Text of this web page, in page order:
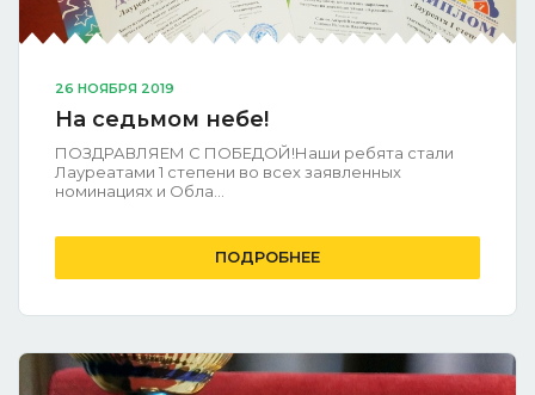
26 НОЯБРЯ 2019
На седьмом небе!
ПОЗДРАВЛЯЕМ С ПОБЕДОЙ!Наши ребята стали
Лауреатами 1 степени во всех заявленных
номинациях и Обла...
ПОДРОБНЕЕ